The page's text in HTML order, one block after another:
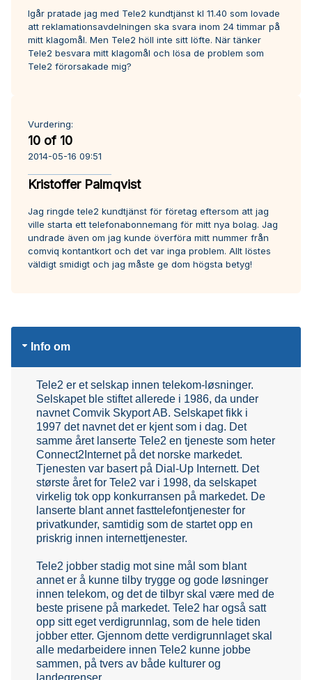
Igår pratade jag med Tele2 kundtjänst kl 11.40 som lovade
att reklamationsavdelningen ska svara inom 24 timmar på
mitt klagomål. Men Tele2 höll inte sitt löfte. När tänker
Tele2 besvara mitt klagomål och lösa de problem som
Tele2 förorsakade mig?
Vurdering:
10 of 10
2014-05-16 09:51
Kristoffer Palmqvist
Jag ringde tele2 kundtjänst för företag eftersom att jag
ville starta ett telefonabonnemang för mitt nya bolag. Jag
undrade även om jag kunde överföra mitt nummer från
comviq kontantkort och det var inga problem. Allt löstes
väldigt smidigt och jag måste ge dom högsta betyg!
Info om
Tele2 er et selskap innen telekom-løsninger.
Selskapet ble stiftet allerede i 1986, da under
navnet Comvik Skyport AB. Selskapet fikk i
1997 det navnet det er kjent som i dag. Det
samme året lanserte Tele2 en tjeneste som heter
Connect2Internet på det norske markedet.
Tjenesten var basert på Dial-Up Internett. Det
største året for Tele2 var i 1998, da selskapet
virkelig tok opp konkurransen på markedet. De
lanserte blant annet fasttelefontjenester for
privatkunder, samtidig som de startet opp en
priskrig innen internettjenester.
Tele2 jobber stadig mot sine mål som blant
annet er å kunne tilby trygge og gode løsninger
innen telekom, og det de tilbyr skal være med de
beste prisene på markedet. Tele2 har også satt
opp sitt eget verdigrunnlag, som de hele tiden
jobber etter. Gjennom dette verdigrunnlaget skal
alle medarbeidere innen Tele2 kunne jobbe
sammen, på tvers av både kulturer og
landegrenser.